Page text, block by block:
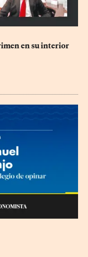
en su interior